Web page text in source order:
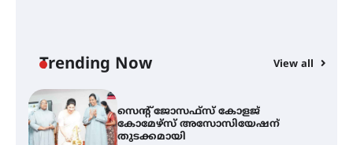
Trending Now View all
വെള്ളിയാഴ്ച സ്‌ക്രീൻ ചെയ്യുന്നു
സെന്റ് ജോസഫ്സ് കോളജ്
കോമേഴ്‌സ് അസോസിയേഷന്
തുടക്കമായി